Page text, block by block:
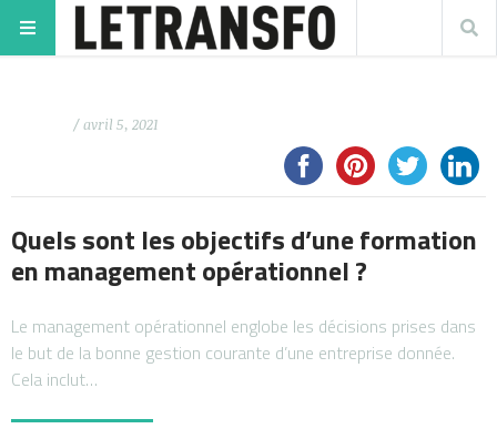
/ avril 5, 2021
Quels sont les objectifs d’une formation
en management opérationnel ?
Le management opérationnel englobe les décisions prises dans
le but de la bonne gestion courante d’une entreprise donnée.
Cela inclut…